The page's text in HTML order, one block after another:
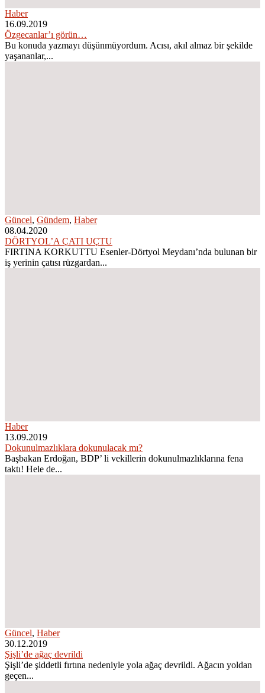
Haber
16.09.2019
Özgecanlar’ı görün…
Bu konuda yazmayı düşünmüyordum. Acısı, akıl almaz bir şekilde
yaşananlar,...
Güncel, Gündem, Haber
08.04.2020
DÖRTYOL’A ÇATI UÇTU
FIRTINA KORKUTTU Esenler-Dörtyol Meydanı’nda bulunan bir
iş yerinin çatısı rüzgardan...
Haber
13.09.2019
Dokunulmazlıklara dokunulacak mı?
Başbakan Erdoğan, BDP’ li vekillerin dokunulmazlıklarına fena
taktı! Hele de...
Güncel, Haber
30.12.2019
Şişli’de ağaç devrildi
Şişli’de şiddetli fırtına nedeniyle yola ağaç devrildi. Ağacın yoldan
geçen...